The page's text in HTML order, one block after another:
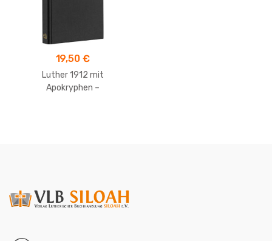
19,50 €
Luther 1912 mit
Apokryphen –